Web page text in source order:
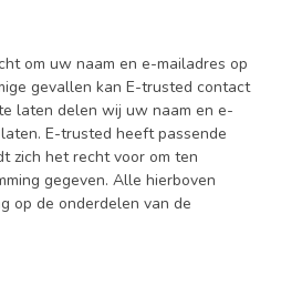
om uw naam en e-mailadres op
gevallen kan E-trusted contact
laten delen wij uw naam en e-
E-trusted heeft passende
zich het recht voor om ten
gegeven. Alle hierboven
op de onderdelen van de